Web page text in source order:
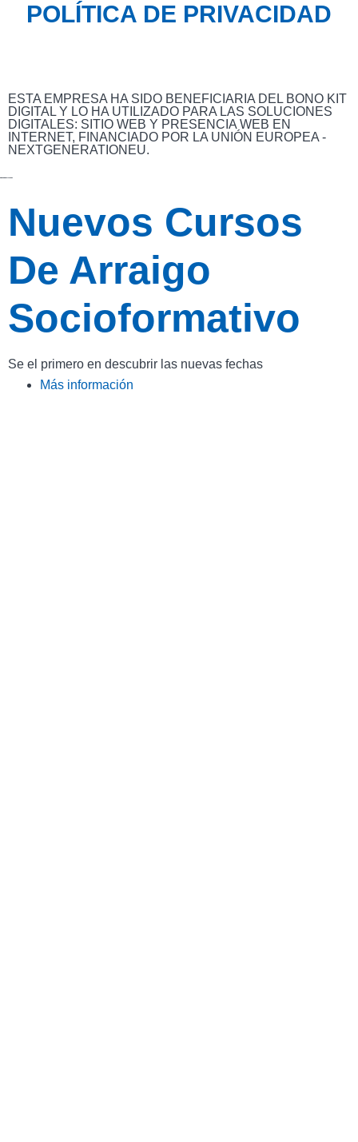
POLÍTICA DE PRIVACIDAD
ESTA EMPRESA HA SIDO BENEFICIARIA DEL BONO KIT
DIGITAL Y LO HA UTILIZADO PARA LAS SOLUCIONES
DIGITALES: SITIO WEB Y PRESENCIA WEB EN
INTERNET, FINANCIADO POR LA UNIÓN EUROPEA -
NEXTGENERATIONEU.
Nuevos Cursos
De Arraigo
Socioformativo
Se el primero en descubrir las nuevas fechas
Más información